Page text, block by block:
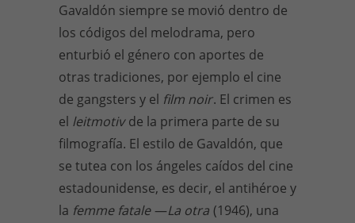
Gavaldón siempre se movió dentro de
los códigos del melodrama, pero
enturbió el género con aportes de
otras tradiciones, por ejemplo el cine
de gangsters y el film noir. El crimen es
el leitmotivde la primera parte de su
filmografía. El estilo de Gavaldón, que
se tutea con los ángeles caídos del cine
estadounidense, es decir, el antihéroe y
la femme fatale —La otra (1946), una